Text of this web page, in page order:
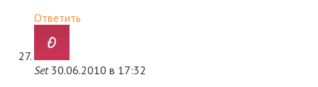
Ответить
Set 30.06.2010 в 17:32